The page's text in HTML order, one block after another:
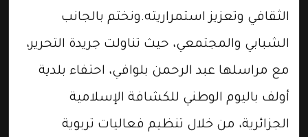
الثقافي وتعزيز استمراريته.ونختم بالجانب
الشبابي والمجتمعي، حيث تناولت جريدة التحرير،
مع مراسلها عبد الرحمن بلوافي، احتفاء بلدية
أولف باليوم الوطني للكشافة الإسلامية
الجزائرية، من خلال تنظيم فعاليات تربوية